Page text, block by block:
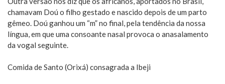
chamavam Doú o filho gestado e nascido depois de um parto
gêmeo. Doú ganhou um “m” no final, pela tendência da nossa
língua, em que uma consoante nasal provoca o anasalamento
da vogal seguinte.
Comida de Santo (Orixá) consagrada a Ibeji